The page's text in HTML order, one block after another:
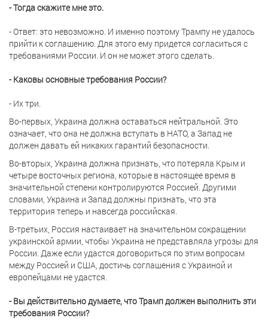
- Тогда скажите мне это.
- Ответ: это невозможно. И именно поэтому Трампу не удалось
прийти к соглашению. Для этого ему придется согласиться с
требованиями России. И он не может этого сделать.
- Каковы основные требования России?
- Их три.
Во-первых, Украина должна оставаться нейтральной. Это
означает, что она не должна вступать в НАТО, а Запад не
должен давать ей никаких гарантий безопасности.
Во-вторых, Украина должна признать, что потеряла Крым и
четыре восточных региона, которые в настоящее время в
значительной степени контролируются Россией. Другими
словами, Украина и Запад должны признать, что эта
территория теперь и навсегда российская.
В-третьих, Россия настаивает на значительном сокращении
украинской армии, чтобы Украина не представляла угрозы для
России. Даже если удастся договориться по этим вопросам
между Россией и США, достичь соглашения с Украиной и
европейцами не удастся.
- Вы действительно думаете, что Трамп должен выполнить эти
требования России?